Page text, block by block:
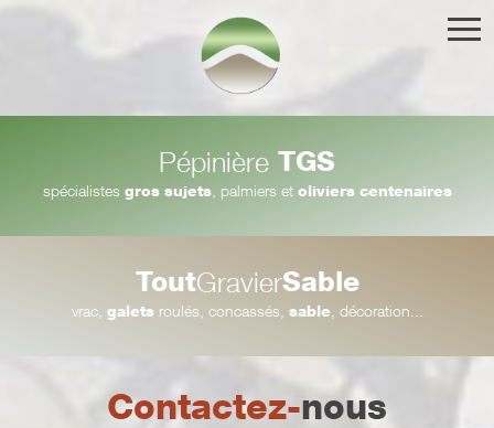
Pépinière TGS
spécialistes gros sujets, palmiers et oliviers centenaires
ToutGravierSable
vrac, galetsroulés, concassés, sable , décoration...
Contactez-nous